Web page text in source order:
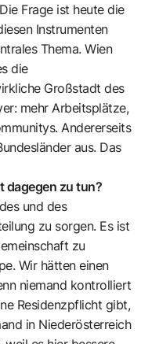
Frage ist heute die
Instrumenten
Thema. Wien
die
Großstadt des
mehr Arbeitsplätze,
Andererseits
aus. Das
dagegen zu tun?
und des
zu sorgen. Es ist
zu
Wir hätten einen
niemand kontrolliert
Residenzpflicht gibt,
in Niederösterreich